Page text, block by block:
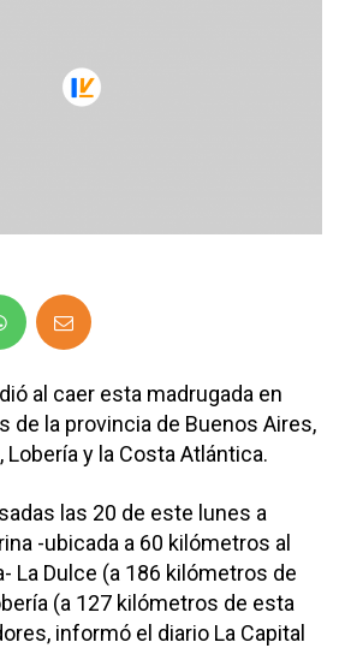
al caer esta madrugada en
de la provincia de Buenos Aires,
y la Costa Atlántica.
las 20 de este lunes a
-ubicada a 60 kilómetros al
La Dulce (a 186 kilómetros de
(a 127 kilómetros de esta
informó el diario La Capital